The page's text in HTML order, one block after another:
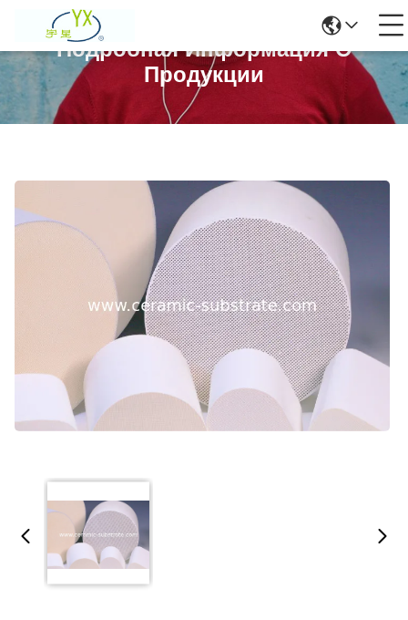
Подробная Информация О
Продукции